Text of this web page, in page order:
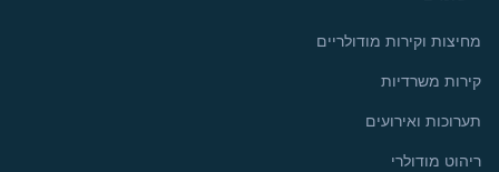
מחיצות וקירות מודולריים
קירות משרדיות
תערוכות ואירועים
ריהוט מודולרי